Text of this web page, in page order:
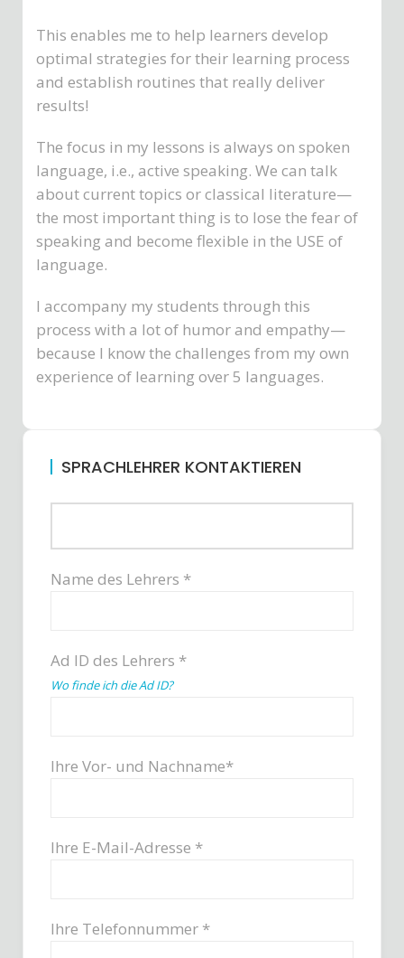
This enables me to help learners develop
optimal strategies for their learning process
and establish routines that really deliver
results!
The focus in my lessons is always on spoken
language, i.e., active speaking. We can talk
about current topics or classical literature—
the most important thing is to lose the fear of
speaking and become flexible in the USE of
language.
I accompany my students through this
process with a lot of humor and empathy—
because I know the challenges from my own
experience of learning over 5 languages.
SPRACHLEHRER KONTAKTIEREN
Name des Lehrers *
Ad ID des Lehrers *
Wo finde ich die Ad ID?
Ihre Vor- und Nachname*
Ihre E-Mail-Adresse *
Ihre Telefonnummer *